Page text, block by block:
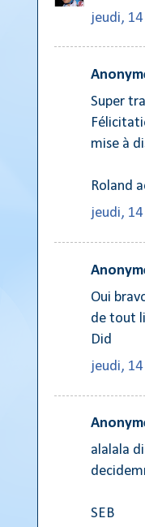
jeudi,
Super
mise à
Roland
jeudi,
Oui
de tout
Did
jeudi,
alalala
SEB